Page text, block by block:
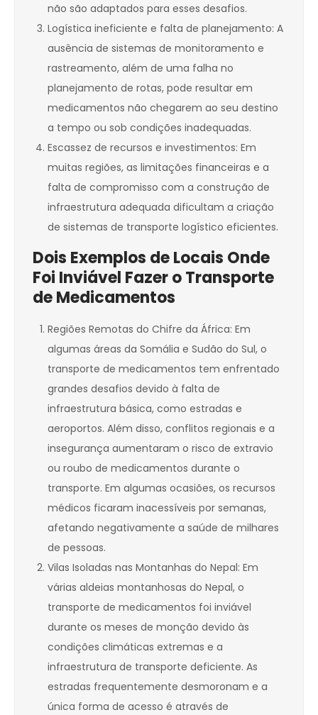
não são adaptados para esses desafios.
Logística ineficiente e falta de planejamento: A
ausência de sistemas de monitoramento e
rastreamento, além de uma falha no
planejamento de rotas, pode resultar em
medicamentos não chegarem ao seu destino
a tempo ou sob condições inadequadas.
Escassez de recursos e investimentos: Em
muitas regiões, as limitações financeiras e a
falta de compromisso com a construção de
infraestrutura adequada dificultam a criação
de sistemas de transporte logístico eficientes.
Dois Exemplos de Locais Onde
Foi Inviável Fazer o Transporte
de Medicamentos
Regiões Remotas do Chifre da África: Em
algumas áreas da Somália e Sudão do Sul, o
transporte de medicamentos tem enfrentado
grandes desafios devido à falta de
infraestrutura básica, como estradas e
aeroportos. Além disso, conflitos regionais e a
insegurança aumentaram o risco de extravio
ou roubo de medicamentos durante o
transporte. Em algumas ocasiões, os recursos
médicos ficaram inacessíveis por semanas,
afetando negativamente a saúde de milhares
de pessoas.
Vilas Isoladas nas Montanhas do Nepal: Em
várias aldeias montanhosas do Nepal, o
transporte de medicamentos foi inviável
durante os meses de monção devido às
condições climáticas extremas e a
infraestrutura de transporte deficiente. As
estradas frequentemente desmoronam e a
única forma de acesso é através de